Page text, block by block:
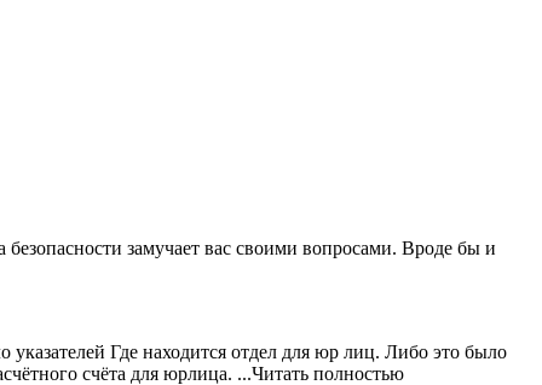
замучает вас своими вопросами. Вроде бы и
Где находится отдел для юр лиц. Либо это было
счёта для юрлица. ...Читать полностью